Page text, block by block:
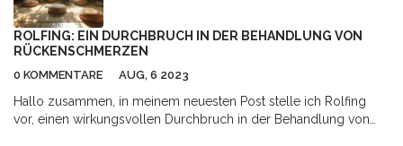
nach dem Eingriff. Praktische Ratschläge unterstützen Patienten,
den bestmöglichen Nutzen aus der Behandlung zu ziehen. Ein
besseres Verständnis der Prozesse kann Ängste nehmen und
ROLFING: EIN DURCHBRUCH IN DER BEHANDLUNG VON
RÜCKENSCHMERZEN
0 KOMMENTARE AUG, 6 2023
Hallo zusammen, in meinem neuesten Post stelle ich Rolfing
vor, einen wirkungsvollen Durchbruch in der Behandlung von